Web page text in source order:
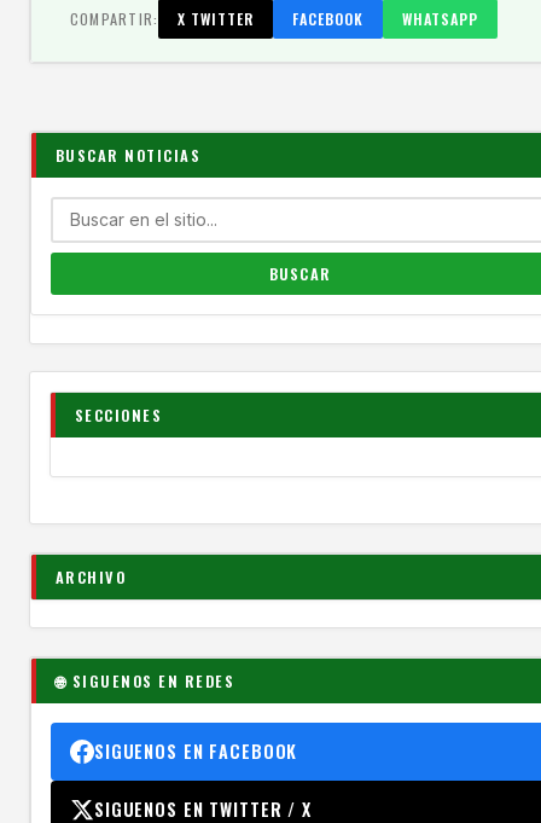
COMPARTIR: X TWITTER FACEBOOK WHATSAPP
BUSCAR NOTICIAS
SECCIONES
ARCHIVO
🌐 SIGUENOS EN REDES
SIGUENOS EN FACEBOOK
SIGUENOS EN TWITTER / X